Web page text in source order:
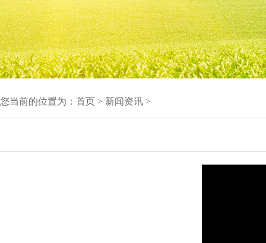
您当前的位置为： 首页 > 新闻资讯 >